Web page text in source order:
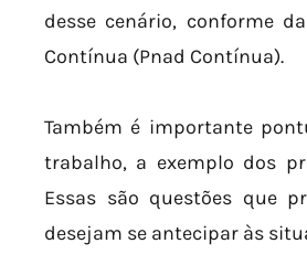
desse cenário, conforme
Contínua (Pnad Contínua).
Também é importante
trabalho, a exemplo dos
Essas são questões que
desejam se antecipar às